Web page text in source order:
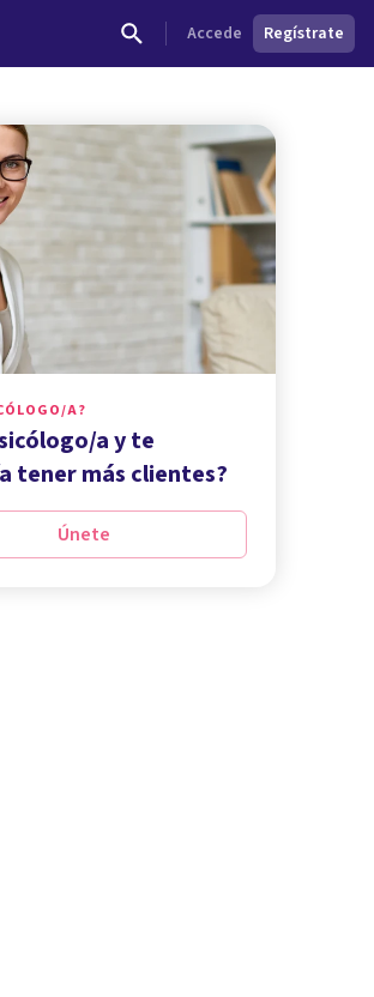
Accede Regístrate
A?
a y te
tener más clientes?
Únete